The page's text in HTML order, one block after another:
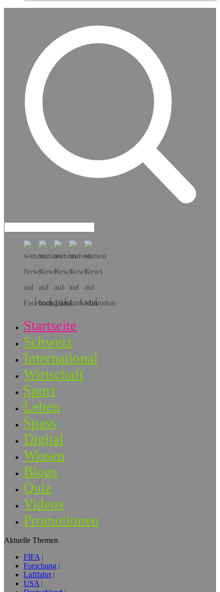
Hol dir die App!
Startseite
Schweiz
International
Wirtschaft
Sport
Leben
Spass
Digital
Wissen
Blogs
Quiz
Videos
Promotionen
Aktuelle Themen
FIFA
Forschung
Luftfahrt
USA